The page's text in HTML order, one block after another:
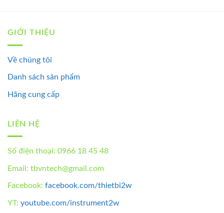
GIỚI THIỆU
Về chúng tôi
Danh sách sản phẩm
Hãng cung cấp
LIÊN HỆ
Số điện thoại: 0966 18 45 48
Email: tbvntech@gmail.com
Facebook: facebook.com/thietbi2w
YT: youtube.com/instrument2w